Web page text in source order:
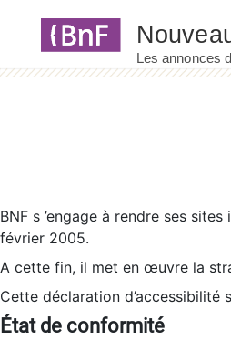
BNF s ’engage à rendre ses
février 2005.
A cette fin, il met en œuvre la
Cette déclaration d’accessibilité
État de conformité